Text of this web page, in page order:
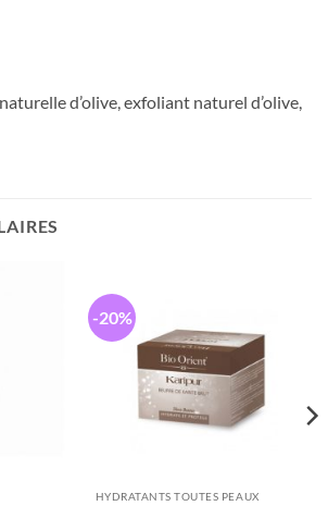
d’olive, exfoliant naturel d’olive,
-20%
HYDRATANTS TOUTES PEAUX